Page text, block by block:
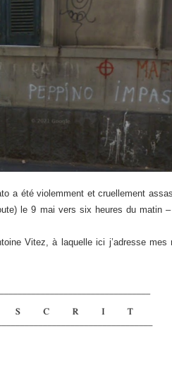
a été violemment et cruellement
le 9 mai vers six heures du matin –
Vitez, à laquelle ici j’adresse mes